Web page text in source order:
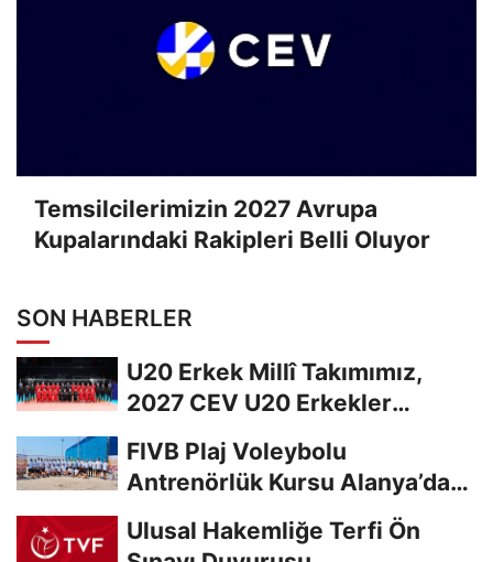
Temsilcilerimizin 2027 Avrupa
Kupalarındaki Rakipleri Belli Oluyor
SON HABERLER
U20 Erkek Millî Takımımız,
2027 CEV U20 Erkekler
FIVB Plaj Voleybolu
Antrenörlük Kursu Alanya’da
Ulusal Hakemliğe Terfi Ön